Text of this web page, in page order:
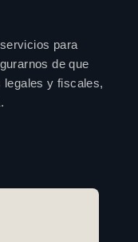
para
de que
legales y fiscales,